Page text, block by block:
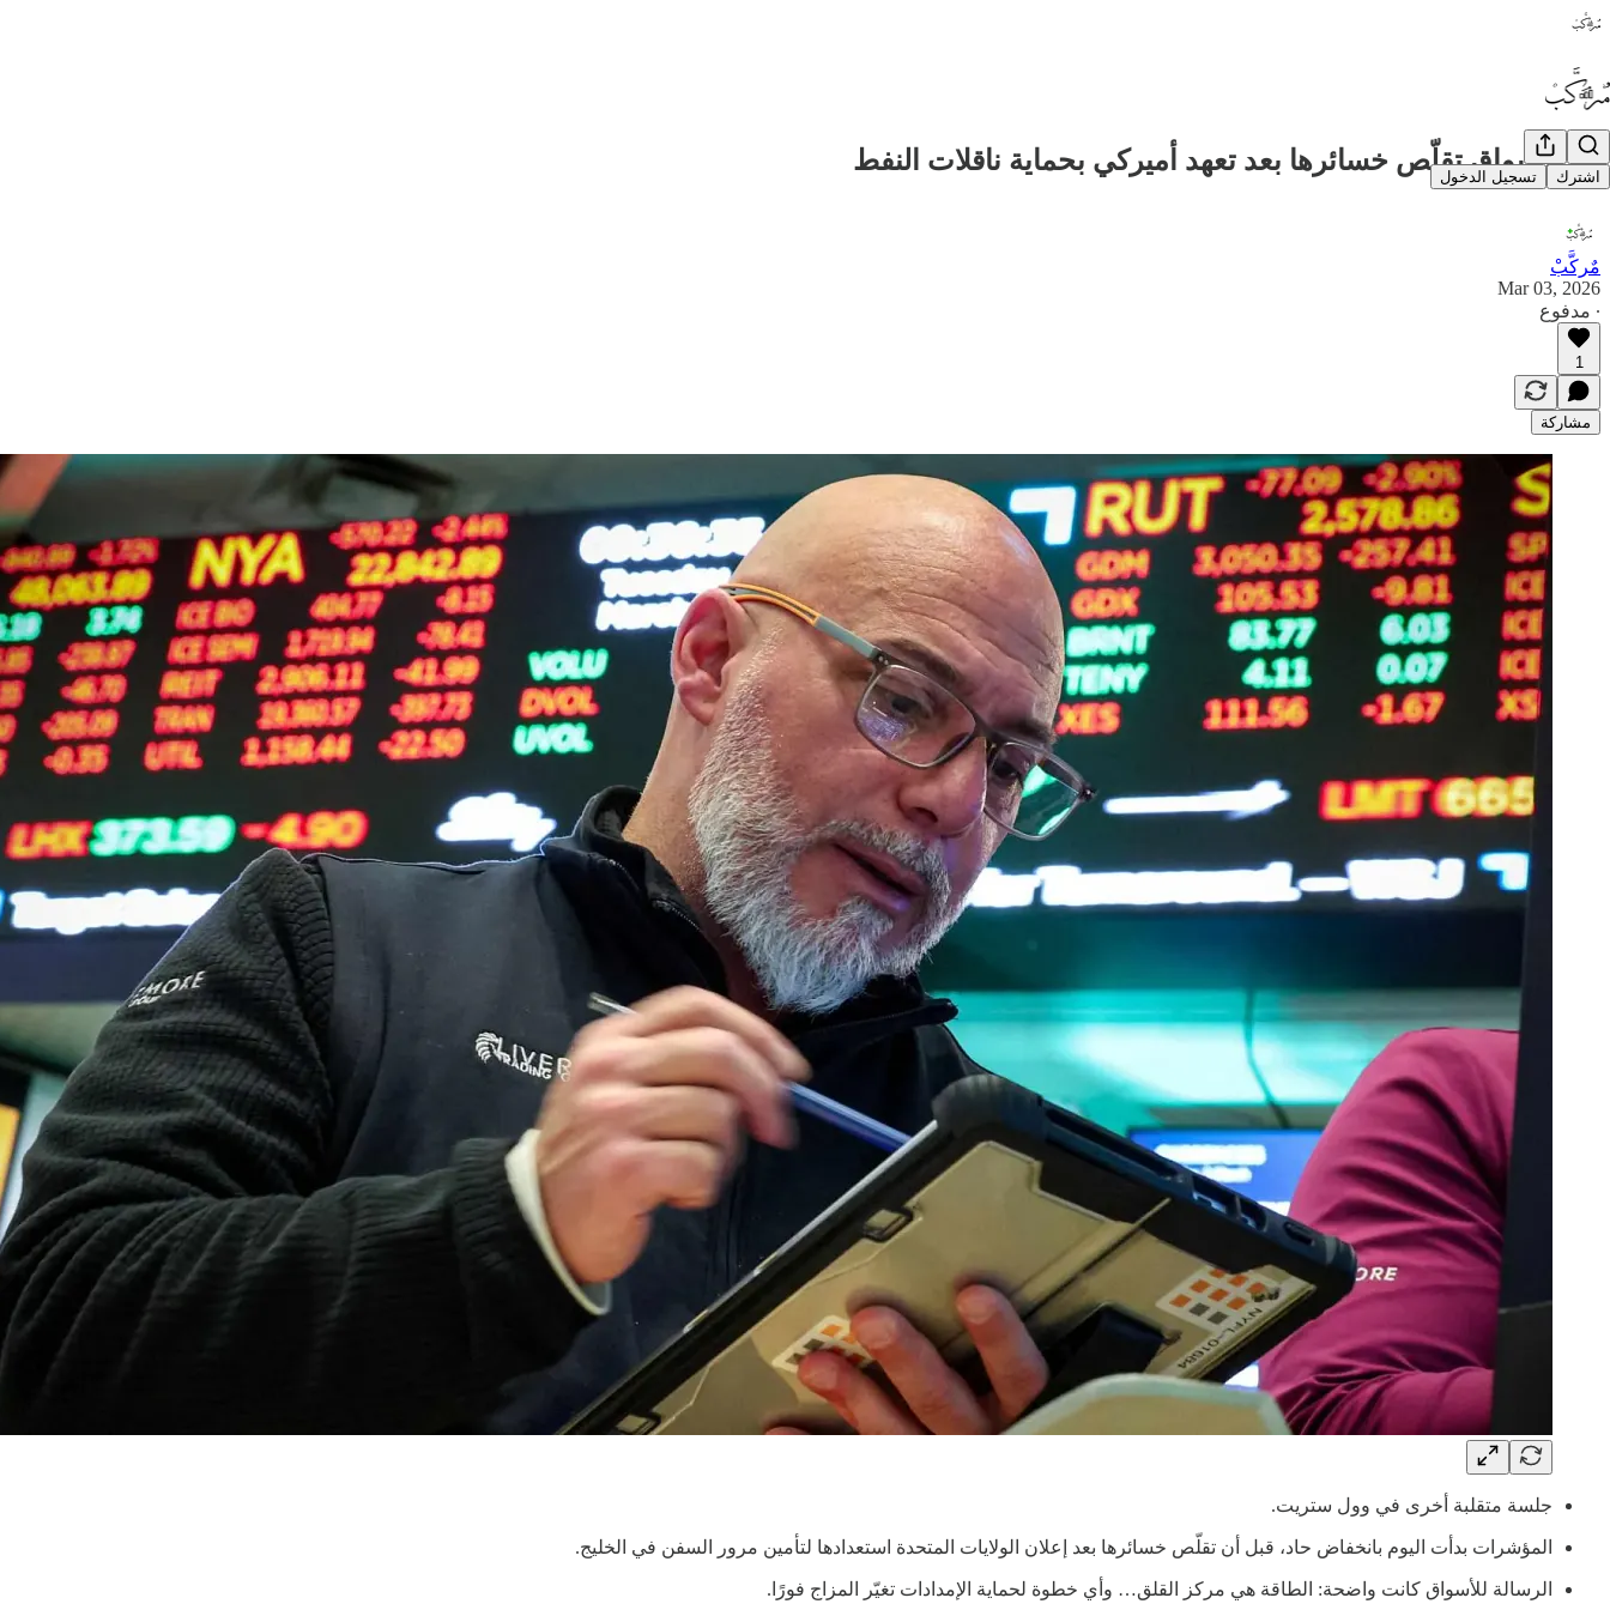
اشترك تسجيل الدخول
📉 الأسواق تقلّص خسائرها بعد تعهد أميركي بحماية ناقلات النفط
مٌركَّبْ
Mar 03, 2026
∙ مدفوع
1
مشاركة
جلسة متقلبة أخرى في وول ستريت.
المؤشرات بدأت اليوم بانخفاض حاد، قبل أن تقلّص خسائرها بعد إعلان الولايات المتحدة استعدادها لتأمين مرور السفن في الخليج.
الرسالة للأسواق كانت واضحة: الطاقة هي مركز القلق… وأي خطوة لحماية الإمدادات تغيّر المزاج فورًا.